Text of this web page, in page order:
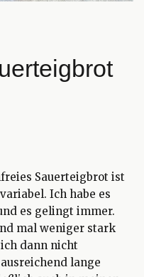
Sauerteigbrot ist
Ich habe es
es gelingt immer.
mal weniger stark
dann nicht
lange